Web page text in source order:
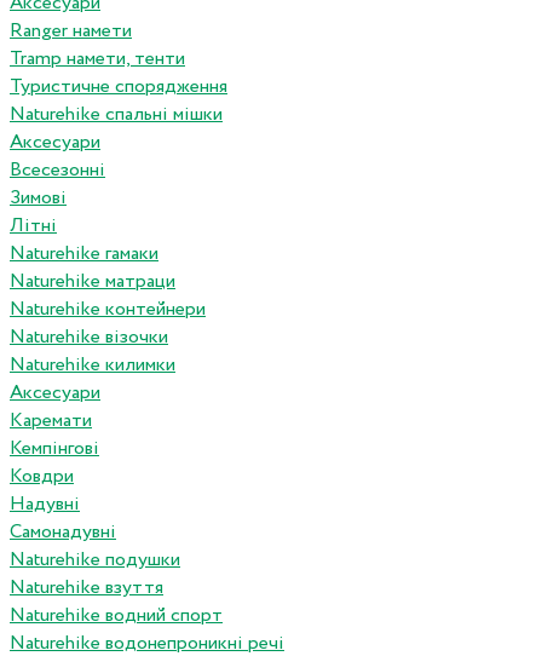
Ranger намети
Tramp намети, тенти
Туристичне спорядження
Naturehike спальні мішки
Аксесуари
Всесезонні
Зимові
Літні
Naturehike гамаки
Naturehike матраци
Naturehike контейнери
Naturehike візочки
Naturehike килимки
Аксесуари
Каремати
Кемпінгові
Ковдри
Надувні
Самонадувні
Naturehike подушки
Naturehike взуття
Naturehike водний спорт
Naturehike водонепроникні речі